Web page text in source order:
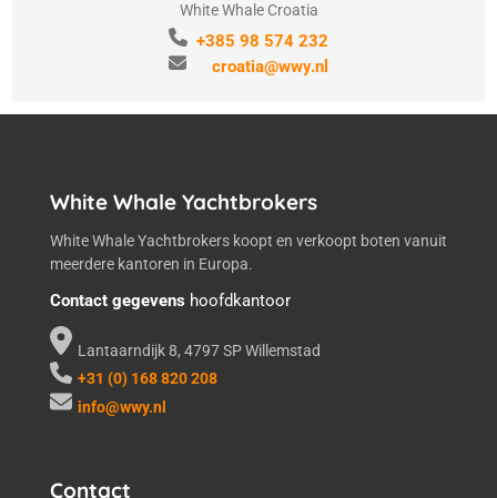
White Whale Croatia
+385 98 574 232
croatia@wwy.nl
White Whale Yachtbrokers
White Whale Yachtbrokers koopt en verkoopt boten vanuit
meerdere kantoren in Europa.
Contact gegevens hoofdkantoor
Lantaarndijk 8, 4797 SP Willemstad
+31 (0) 168 820 208
info@wwy.nl
Contact